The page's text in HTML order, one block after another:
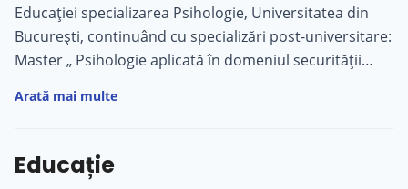
Educației specializarea Psihologie, Universitatea din
București, continuând cu specializări post-universitare:
Master „ Psihologie aplicată în domeniul securității
Clinică și Medicală; Curs de Formare Profesională în
experiența profesională: lucrez în Cabinetul Individual
de Psihologie (2015- prezent) ca psiholog clinician
Arată mai multe
Educație